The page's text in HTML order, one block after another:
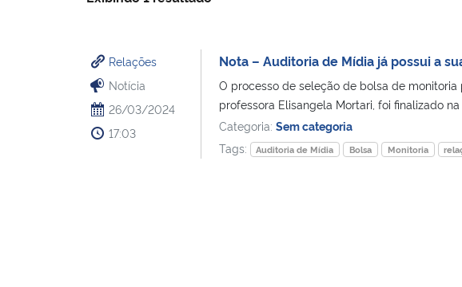
Relações
Notícia
26/03/2024
17:03
Nota – Auditoria de Mídia já possui a
O processo de seleção de bolsa de monitoria
professora Elisangela Mortari, foi finalizado na
Categoria: Sem categoria
Tags:
Auditoria de Mídia Bolsa Monitoria